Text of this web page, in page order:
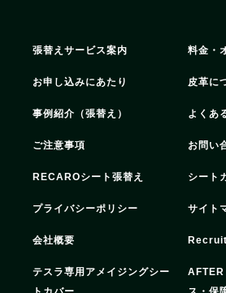
張替えサービス案内 料金・
お申し込みにあたり 皮革に
事例紹介（張替え） よくあ
ご注意事項 お問い
RECAROシート張替え シート
プライバシーポリシー サイト
会社概要
テスラ専用アメイジングシー